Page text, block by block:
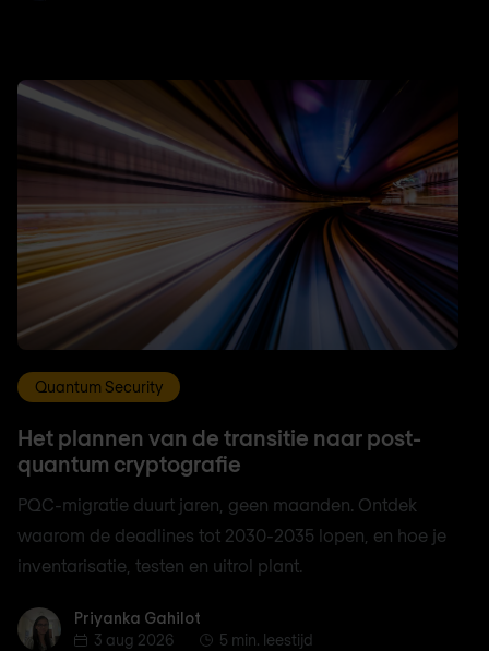
Quantum Security
Het plannen van de transitie naar post-
quantum cryptografie
PQC-migratie duurt jaren, geen maanden. Ontdek
waarom de deadlines tot 2030-2035 lopen, en hoe je
inventarisatie, testen en uitrol plant.
Priyanka Gahilot
Priyanka Gahilot
3 aug 2026
5 min. leestijd